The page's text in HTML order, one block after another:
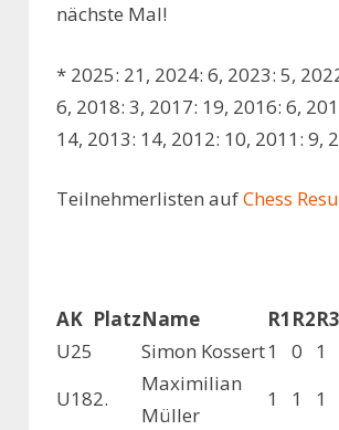
nächste Mal!
* 2025: 21, 2024: 6, 2023: 5,
6, 2018: 3, 2017: 19, 2016: 6,
14, 2013: 14, 2012: 10, 2011: 9,
Teilnehmerlisten aufChess
AK PlatzName R1 R2R3
U25
Simon Kossert1 0 1
U182.
Maximilian
Müller
1 1 1